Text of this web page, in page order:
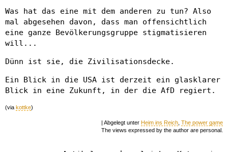
Was hat das eine mit dem anderen zu tun? Also
mal abgesehen davon, dass man offensichtlich
eine ganze Bevölkerungsgruppe stigmatisieren
will...
Dünn ist sie, die Zivilisationsdecke.
Ein Blick in die USA ist derzeit ein glasklarer
Blick in eine Zukunft, in der die AfD regiert.
(via kottke)
| Abgelegt unter Heim ins Reich The power game
The views expressed by the author are personal.